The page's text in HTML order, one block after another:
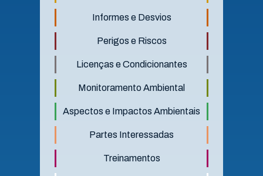
Informes e Desvios
Perigos e Riscos
Licenças e Condicionantes
Monitoramento Ambiental
Aspectos e Impactos Ambientais
Partes Interessadas
Treinamentos